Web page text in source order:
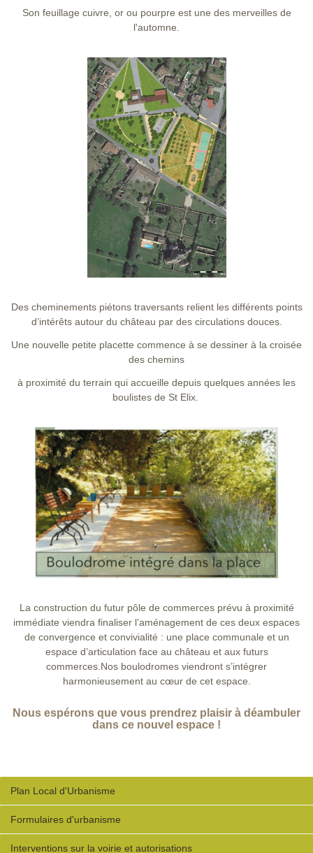
Son feuillage cuivre, or ou pourpre est une des merveilles de
l'automne.
Des cheminements piétons traversants relient les différents points
d’intérêts autour du château par des circulations douces.
Une nouvelle petite placette commence à se dessiner à la croisée
des chemins
à proximité du terrain qui accueille depuis quelques années les
boulistes de St Elix.
La construction du futur pôle de commerces prévu à proximité
immédiate viendra finaliser l’aménagement de ces deux espaces
de convergence et convivialité : une place communale et un
espace d’articulation face au château et aux futurs
commerces.Nos boulodromes viendront s’intégrer
harmonieusement au cœur de cet espace.
Nous espérons que vous prendrez plaisir à déambuler
dans ce nouvel espace !
Plan Local d'Urbanisme
Formulaires d'urbanisme
Interventions sur la voirie et autorisations